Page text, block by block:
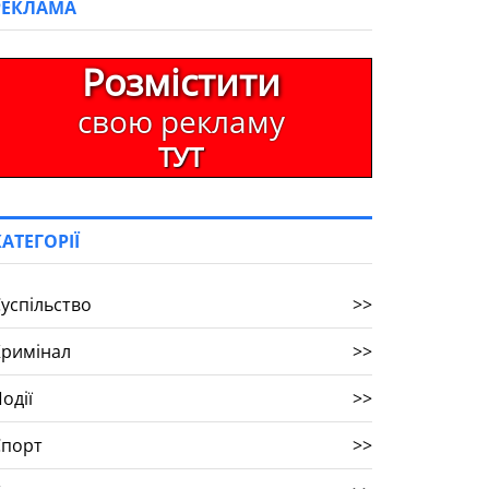
Розмістити
свою рекламу
ТУТ
>>
>>
>>
>>